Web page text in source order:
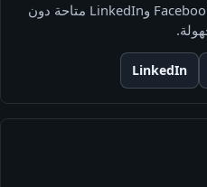
روابط الإثبات على Google وFacebook وLinkedIn متاحة دون
LinkedIn